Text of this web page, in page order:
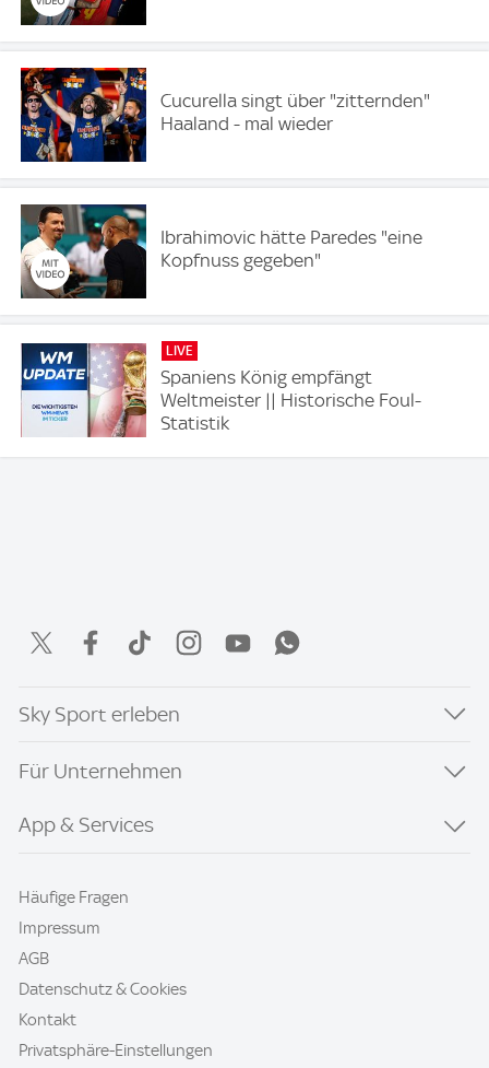
Cucurella singt über "zitternden"
Haaland - mal wieder
Ibrahimovic hätte Paredes "eine
Kopfnuss gegeben"
LIVE
Spaniens König empfängt
Weltmeister || Historische Foul-
Statistik
Sky Sport erleben
Für Unternehmen
App & Services
Häufige Fragen
Impressum
AGB
Datenschutz & Cookies
Kontakt
Privatsphäre-Einstellungen